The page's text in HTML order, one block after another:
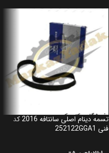
تسمه دینام اصلی سانتافه 2016 کد
فنی 252122GGA1